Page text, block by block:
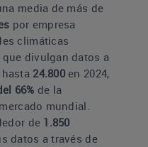
media de más de
por empresa
climáticas
divulgan datos a
24.800 en 2024,
66% de la
mundial.
de 1.850
datos a través de